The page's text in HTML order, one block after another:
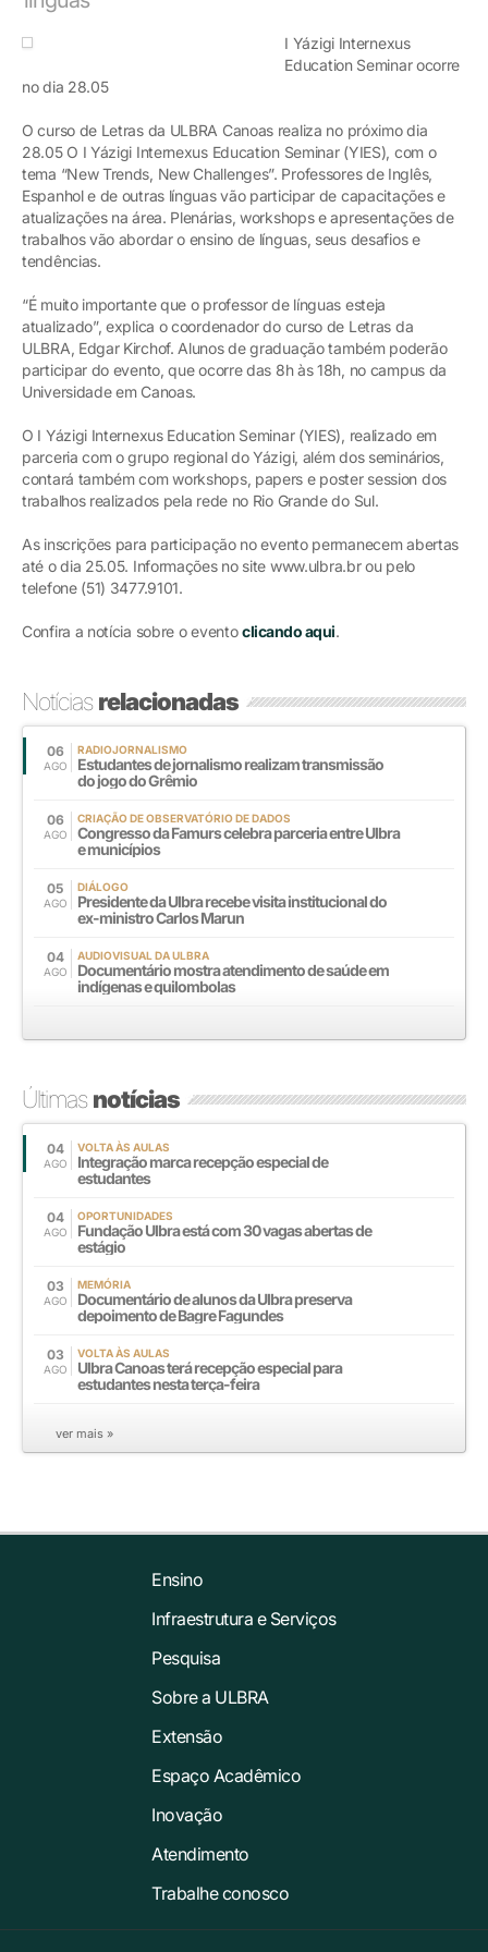
I Yázigi Internexus
Education Seminar ocorre
no dia 28.05
O curso de Letras da ULBRA Canoas realiza no próximo dia
28.05 O I Yázigi Internexus Education Seminar (YIES), com o
tema “New Trends, New Challenges”. Professores de Inglês,
Espanhol e de outras línguas vão participar de capacitações e
atualizações na área. Plenárias, workshops e apresentações de
trabalhos vão abordar o ensino de línguas, seus desafios e
tendências.
“É muito importante que o professor de línguas esteja
atualizado”, explica o coordenador do curso de Letras da
ULBRA, Edgar Kirchof. Alunos de graduação também poderão
participar do evento, que ocorre das 8h às 18h, no campus da
Universidade em Canoas.
O I Yázigi Internexus Education Seminar (YIES), realizado em
parceria com o grupo regional do Yázigi, além dos seminários,
contará também com workshops, papers e poster session dos
trabalhos realizados pela rede no Rio Grande do Sul.
As inscrições para participação no evento permanecem abertas
até o dia 25.05. Informações no site www.ulbra.br ou pelo
telefone (51) 3477.9101.
Confira a notícia sobre o eventoclicando aqui.
Notíciasrelacionadas
06
AGO
RADIOJORNALISMO
Estudantes de jornalismo realizam transmissão
do jogo do Grêmio
06
AGO
CRIAÇÃO DE OBSERVATÓRIO DE DADOS
Congresso da Famurs celebra parceria entre Ulbra
e municípios
05
AGO
DIÁLOGO
Presidente da Ulbra recebe visita institucional do
ex-ministro Carlos Marun
04
AGO
AUDIOVISUAL DA ULBRA
Documentário mostra atendimento de saúde em
indígenas e quilombolas
Últimasnotícias
04
AGO
VOLTA ÀS AULAS
Integração marca recepção especial de
estudantes
04
AGO
OPORTUNIDADES
Fundação Ulbra está com 30 vagas abertas de
estágio
03
AGO
MEMÓRIA
Documentário de alunos da Ulbra preserva
depoimento de Bagre Fagundes
03
AGO
VOLTA ÀS AULAS
Ulbra Canoas terá recepção especial para
estudantes nesta terça-feira
ver mais »
Ensino
Infraestrutura e Serviços
Pesquisa
Sobre a ULBRA
Extensão
Espaço Acadêmico
Inovação
Atendimento
Trabalhe conosco